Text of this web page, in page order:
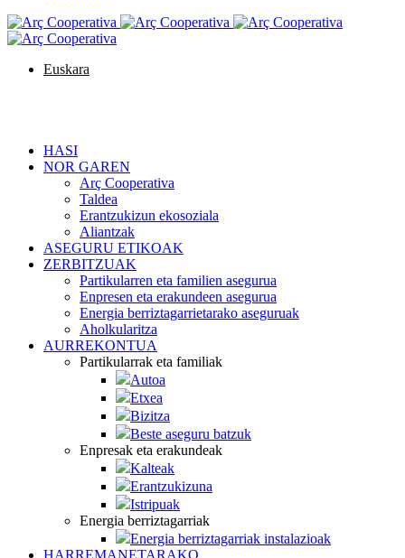
Euskara
HASI
NOR GAREN
Arç Cooperativa
Taldea
Erantzukizun ekosoziala
Aliantzak
ASEGURU ETIKOAK
ZERBITZUAK
Partikularren eta familien asegurua
Enpresen eta erakundeen asegurua
Energia berriztagarrietarako aseguruak
Aholkularitza
AURREKONTUA
Partikularrak eta familiak
Autoa
Etxea
Bizitza
Beste aseguru batzuk
Enpresak eta erakundeak
Kalteak
Erantzukizuna
Istripuak
Energia berriztagarriak
Energia berriztagarriak instalazioak
HARREMANETARAKO